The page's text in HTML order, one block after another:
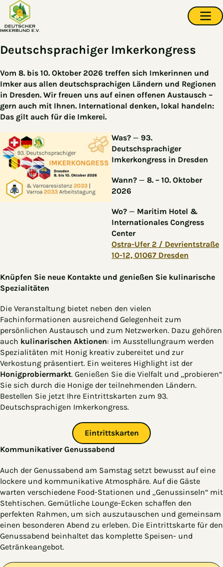
Zum Hauptinhalt springen
Deutschsprachiger Imkerkongress
Vom 8. bis 10. Oktober 2026 treffen sich Imkerinnen und
Imker aus allen deutschsprachigen Ländern und Regionen
in Dresden. Wir freuen uns auf einen offenen Austausch –
gern auch mit Ihnen. International denken, lokal handeln:
Das gilt auch für die Imkerei.
Was? — 93.
Deutschsprachiger
Imkerkongress in Dresden
Wann? — 8. – 10. Oktober
2026
Wo? — Maritim Hotel &
Internationales Congress
Center
Ostra-Ufer 2 / Devrientstraße
10-12, 01067 Dresden
Knüpfen Sie neue Kontakte und genießen Sie kulinarische
Spezialitäten
Die Veranstaltung bietet neben den vielen
Fachinformationen ausreichend Gelegenheit zum
persönlichen Austausch und zum Netzwerken. Dazu gehören
auch kulinarischen Aktionen: im Ausstellungraum werden
Spezialitäten mit Honig kreativ zubereitet und zur
Verkostung präsentiert. Ein weiteres Highlight ist der
Honigprobiermarkt. Genießen Sie die Vielfalt und „probieren“
Sie sich durch die Honige der teilnehmenden Ländern.
Bestellen Sie jetzt Ihre Eintrittskarten zum 93.
Deutschsprachigen Imkerkongress.
Eintrittskarten
Kommunikativer Genussabend
Auch der Genussabend am Samstag setzt bewusst auf eine
lockere und kommunikative Atmosphäre. Auf die Gäste
warten verschiedene Food-Stationen und „Genussinseln“ mit
Stehtischen. Gemütliche Lounge-Ecken schaffen den
perfekten Rahmen, um sich auszutauschen und gemeinsam
einen besonderen Abend zu erleben. Die Eintrittskarte für den
Genussabend beinhaltet das komplette Speisen- und
Getränkeangebot.